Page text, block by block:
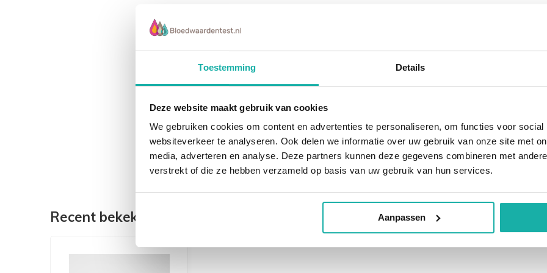
Toestemming Details
Deze website maakt gebruik van cookies
We gebruiken cookies om content en advertenties te personaliseren, om functies voor social
websiteverkeer te analyseren. Ook delen we informatie over uw gebruik van onze site met
media, adverteren en analyse. Deze partners kunnen deze gegevens combineren met
verstrekt of die ze hebben verzameld op basis van uw gebruik van hun services.
Aanpassen
stammen die resistent zijn tegen de gebruikelijke antimalariamiddelen.
Gelukkig komen er wel steeds nieuwe antimalariamiddelen op de markt.
Bij iedereen die binnen enkele maanden na het verlaten van de tropen ziek
wordt en koorts heeft, moet de mogelijkheid van malaria overwogen worden.
Malaria is een meldingsplichtige ziekte groep C. Het laboratorium waar de
ziekteverwekker is vastgesteld en de arts dienen dit te melden aan de GGD.
De GGD meldt anoniem conform de Wet publieke gezondheid en levert
gegevens voor de landelijke surveillance van meldingsplichtige ziekten.
Deze test wordt gegaan middels de dikke druppel methode. Gelieve de
verzendingsinstructies strikt in acht te nemen en liefst op maandag of dinsdag
bloed laten afnemen.
Recent bekeken